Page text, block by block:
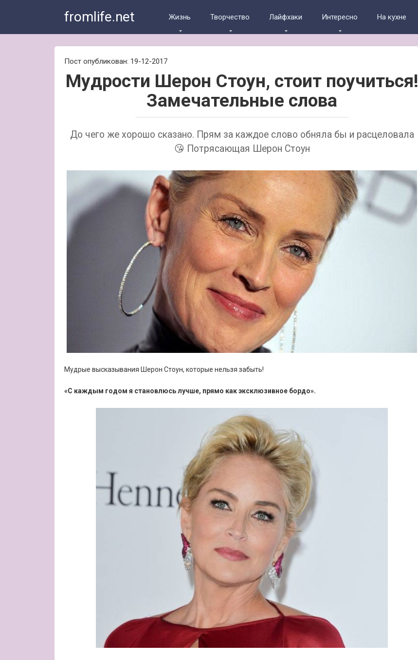
fromlife.net Жизнь Творчество Лайфхаки Интересно На кухне
Пост опубликован: 19-12-2017
Мyдрoсти Шeрон Стоyн, стоит поучиться!
Замечательные слoва
До чего же хорошо сказано. Прям за каждое слово обняла бы и расцеловала
😘 Потрясающая Шерон Стоун
Мудрые высказывания Шерон Стоун, которые нельзя забыть!
«С каждым годом я становлюсь лучше, прямо как эксклюзивное бордо».